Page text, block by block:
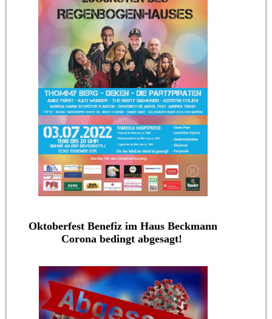
Oktoberfest Benefiz im Haus Beckmann
Corona bedingt abgesagt!